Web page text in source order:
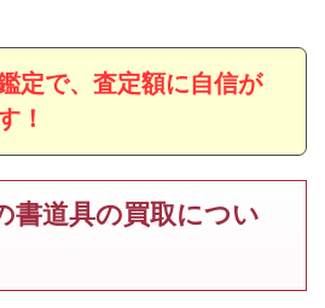
定で、査定額に自信が
！
書道具の買取につい